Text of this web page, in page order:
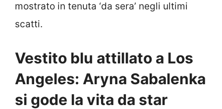
mostrato in tenuta ‘da sera’ negli ultimi
scatti.
Vestito blu attillato a Los
Angeles: Aryna Sabalenka
si gode la vita da star